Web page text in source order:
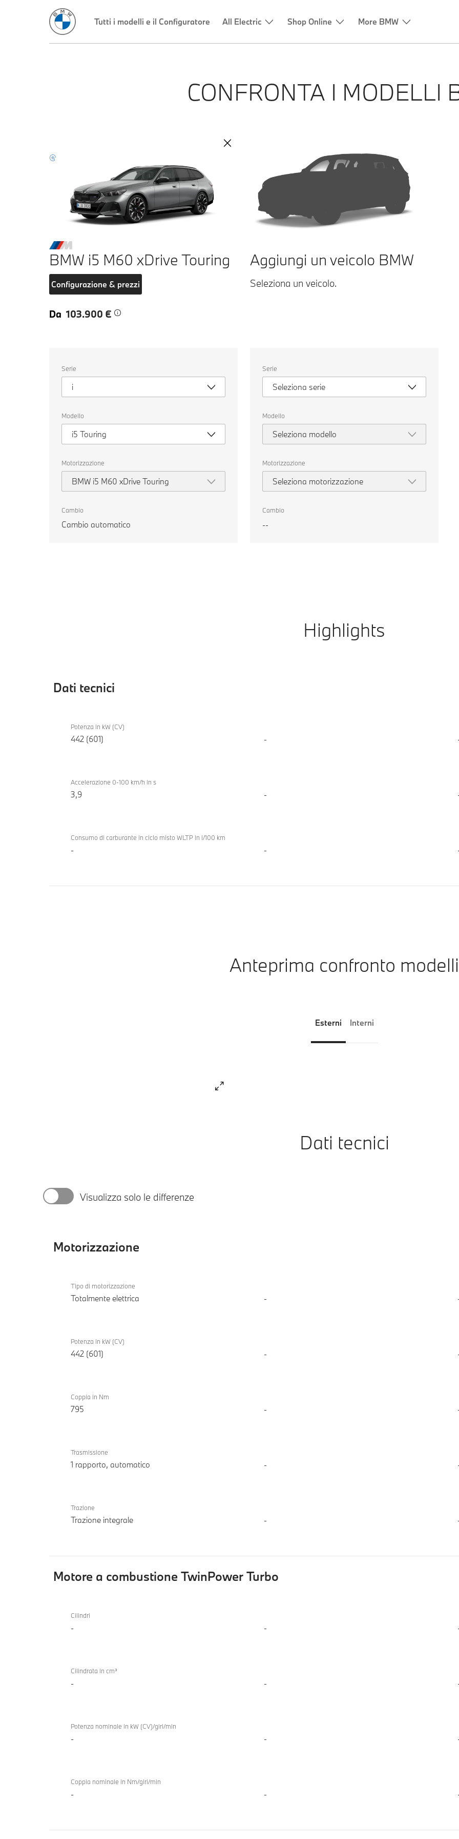
Tutti i modelli e il Configuratore All Electric Shop Online More BMW
CONFRONTA I MODELLI
BMW i5 M60 xDrive Touring
Configurazione & prezzi
Da 103.900 €
un
veicolo.
Serie
i
Modello
i5 Touring
Motorizzazione
BMW i5 M60 xDrive Touring
Cambio
Cambio automatico
Aggiungi un veicolo BMW
Seleziona un veicolo.
un
veicolo.
Serie
Seleziona serie
Modello
Seleziona modello
Motorizzazione
Seleziona motorizzazione
Cambio
--
Highlights
Dati tecnici
tecnici
i5 M60
xDrive
Potenza in kW (CV)
442 (601) -
Accelerazione 0-100 km/h in s
3,9 -
Consumo di carburante in ciclo misto WLTP in l/100 km
- -
Anteprima confronto modelli
Esterni Interni
Dati tecnici
Visualizza solo le differenze
Motorizzazione
i5 M60
xDrive
Tipo di motorizzazione
Totalmente elettrica -
Potenza in kW (CV)
442 (601) -
Coppia in Nm
795 -
Trasmissione
1 rapporto, automatico -
Trazione
Trazione integrale -
Motore a combustione TwinPower Turbo
combustione
i5 M60
xDrive
Cilindri
- -
Cilindrata in cm³
- -
Potenza nominale in kW (CV)/giri/min
- -
Coppia nominale in Nm/giri/min
- -